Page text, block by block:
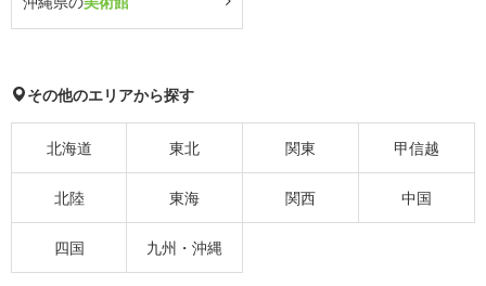
その他のエリアから探す
北海道 東北 関東 甲信越
北陸 東海 関西 中国
四国 九州・沖縄